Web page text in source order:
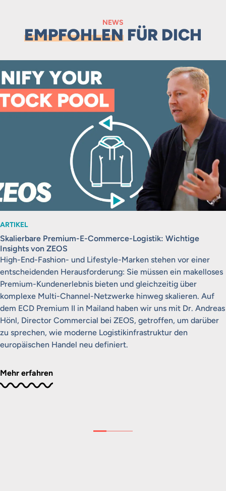
NEWS
EMPFOHLEN FÜR DICH
ARTIKEL
Skalierbare Premium-E-Commerce-Logistik: Wichtige
Insights von ZEOS
High-End-Fashion- und Lifestyle-Marken stehen vor einer
entscheidenden Herausforderung: Sie müssen ein makelloses
Premium-Kundenerlebnis bieten und gleichzeitig über
komplexe Multi-Channel-Netzwerke hinweg skalieren. Auf
dem ECD Premium II in Mailand haben wir uns mit Dr. Andreas
Hönl, Director Commercial bei ZEOS, getroffen, um darüber
zu sprechen, wie moderne Logistikinfrastruktur den
europäischen Handel neu definiert.
Mehr erfahren